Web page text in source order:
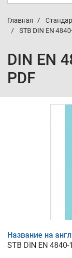
Главная
STB DIN EN
DIN EN
PDF
Название на
STB DIN EN